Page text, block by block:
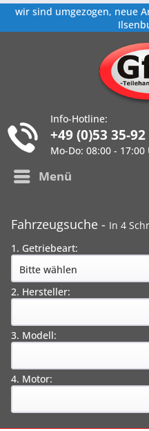
wir sind umgezogen, neue
Info-Hotline:
+49 (0)53 35-
Mo-Do: 08:00 -
Menü
Fahrzeugsuche - In 4
1. Getriebeart:
2. Hersteller:
3. Modell:
4. Motor: